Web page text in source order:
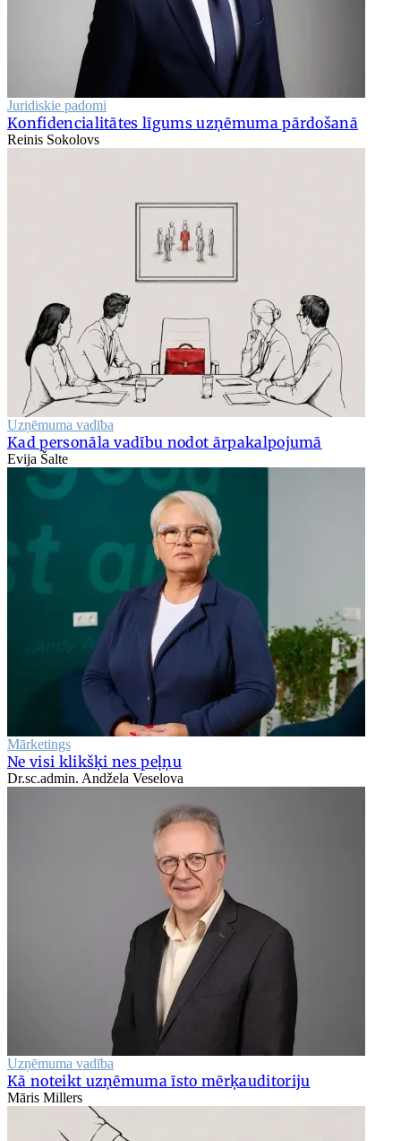
Juridiskie padomi
Konfidencialitātes līgums uzņēmuma pārdošanā
Reinis Sokolovs
Uzņēmuma vadība
Kad personāla vadību nodot ārpakalpojumā
Evija Šalte
Mārketings
Ne visi klikšķi nes peļņu
Dr.sc.admin. Andžela Veselova
Uzņēmuma vadība
Kā noteikt uzņēmuma īsto mērķauditoriju
Māris Millers